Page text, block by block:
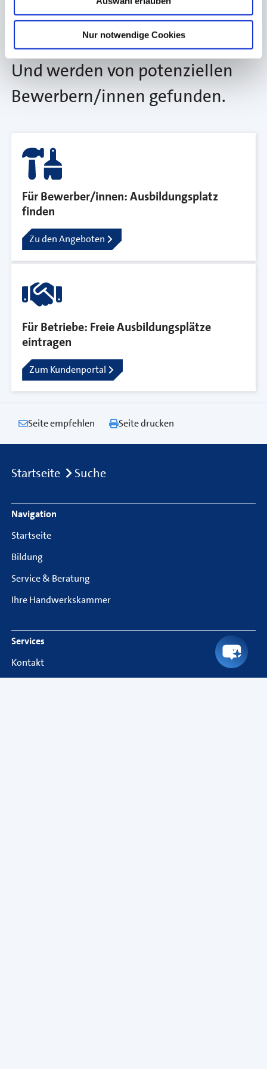
Nur notwendige Cookies
Betriebe ihre freien
Ausbildungsplätze eintragen.
Und werden von potenziellen
Bewerbern/innen gefunden.
Für Bewerber/innen: Ausbildungsplatz
finden
Zu den Angeboten
Für Betriebe: Freie Ausbildungsplätze
eintragen
Zum Kundenportal
Seite empfehlen Seite drucken
Breadcrumb
Startseite Suche
Footer Navigation
Navigation
Startseite
Bildung
Service & Beratung
Ihre Handwerkskammer
Services
Kontakt